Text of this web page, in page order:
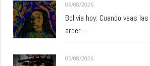
06/08/2026
Bolivia hoy: Cuando veas
arder…
05/08/2026